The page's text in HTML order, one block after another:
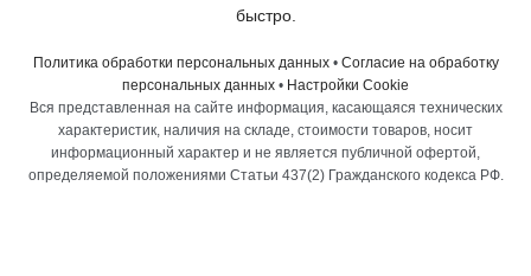
быстро.
Политика обработки персональных данных• Согласие на обработку
персональных данных • Настройки Cookie
Вся представленная на сайте информация, касающаяся технических
характеристик, наличия на складе, стоимости товаров, носит
информационный характер и не является публичной офертой,
определяемой положениями Статьи 437(2) Гражданского кодекса РФ.